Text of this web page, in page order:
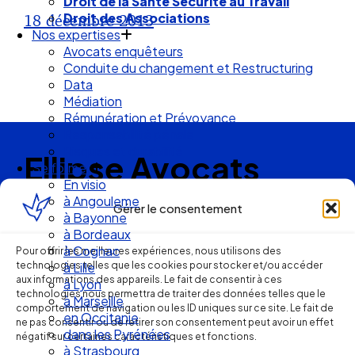
Gérer le consentement
Pour offrir les meilleures expériences, nous utilisons des
technologies telles que les cookies pour stocker et/ou accéder
aux informations des appareils. Le fait de consentir à ces
technologies nous permettra de traiter des données telles que le
comportement de navigation ou les ID uniques sur ce site. Le fait de
ne pas consentir ou de retirer son consentement peut avoir un effet
négatif sur certaines caractéristiques et fonctions.
Droit des Associations
Nos expertises
Avocats enquêteurs
Conduite du changement et Restructuring
Data
Médiation
Rémunération et Prévoyance
Se former
En visio
à Angouleme
à Bayonne
à Bordeaux
à Cognac
à Lille
à Lyon
à Marseille
en Occitanie
dans les Pyrénées
à Strasbourg
18 décembre 2013
Ellipse Avocats
Réseau
de cabinets
d’avocats
experts